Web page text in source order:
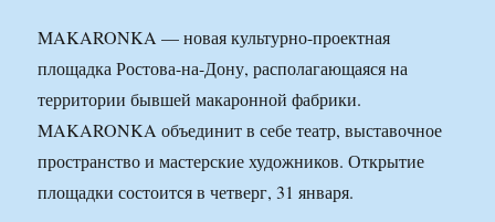
MAKARONKA — новая культурно-проектная
площадка Ростова-на-Дону, располагающаяся на
территории бывшей макаронной фабрики.
MAKARONKA объединит в себе театр, выставочное
пространство и мастерские художников. Открытие
площадки состоится в четверг, 31 января.